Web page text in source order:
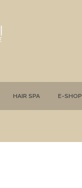
HAIR SPA E-SHOP